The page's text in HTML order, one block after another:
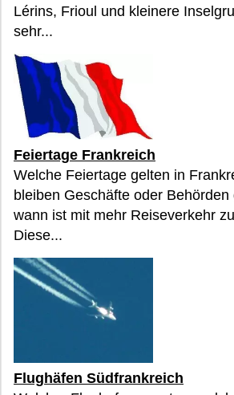
Lérins, Frioul und kleinere
sehr...
Feiertage Frankreich
Welche Feiertage gelten in
bleiben Geschäfte oder Behörden
wann ist mit mehr Reiseverkehr
Diese...
Flughäfen Südfrankreich